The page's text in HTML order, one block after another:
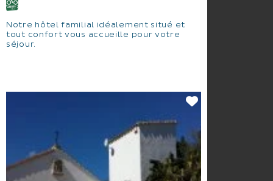
Notre hôtel familial idéalement situé et
tout confort vous accueille pour votre
séjour.